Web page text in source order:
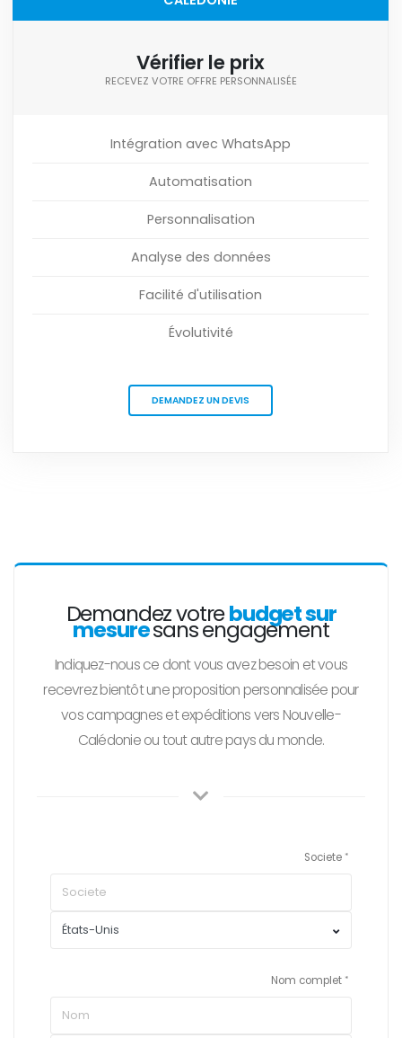
Vérifier le prix
RECEVEZ VOTRE OFFRE PERSONNALISÉE
Intégration avec WhatsApp
Automatisation
Personnalisation
Analyse des données
Facilité d'utilisation
Évolutivité
DEMANDEZ UN DEVIS
Demandez votrebudget sur
mesuresans engagement
Indiquez-nous ce dont vous avez besoin et vous
recevrez bientôt une proposition personnalisée pour
vos campagnes et expéditions vers Nouvelle-
Calédonie ou tout autre pays du monde.
Societe
Nom complet